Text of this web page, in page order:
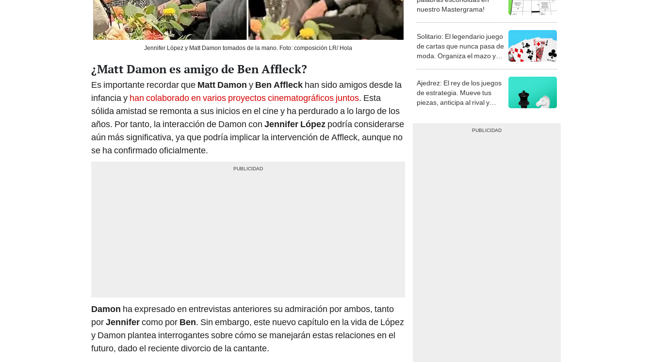
Jennifer López y Matt Damon tomados de la mano. Foto: composición LR/ Hola
¿Matt Damon es amigo de Ben Affleck?
Es importante recordar que Matt Damon y Ben Affleck han sido amigos desde la
infancia y han colaborado en varios proyectos cinematográficos juntos. Esta
sólida amistad se remonta a sus inicios en el cine y ha perdurado a lo largo de los
años. Por tanto, la interacción de Damon con Jennifer López podría considerarse
aún más significativa, ya que podría implicar la intervención de Affleck, aunque no
se ha confirmado oficialmente.
Damon ha expresado en entrevistas anteriores su admiración por ambos, tanto
porJennifercomo por Ben. Sin embargo, este nuevo capítulo en la vida de López
y Damon plantea interrogantes sobre cómo se manejarán estas relaciones en el
futuro, dado el reciente divorcio de la cantante.
nuestro Mastergrama!
Solitario: El legendario juego
de cartas que nunca pasa de
moda. Organiza el mazo y
Ajedrez: El rey de los juegos
de estrategia. Mueve tus
piezas, anticipa al rival y